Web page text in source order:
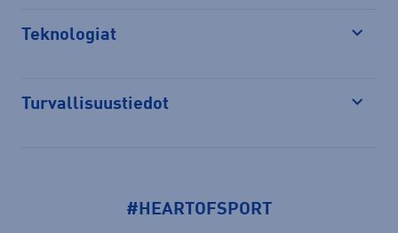
Teknologiat
Turvallisuustiedot
#HEARTOFSPORT